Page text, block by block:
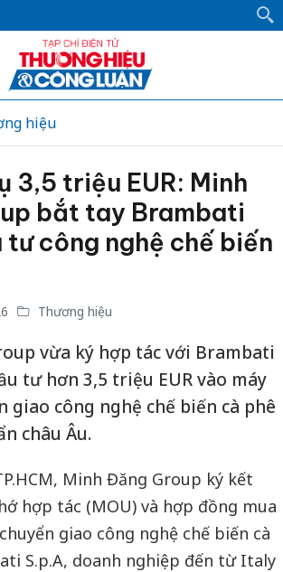
hiệu
3,5 triệu EUR: Minh
bắt tay Brambati
tư công nghệ chế biến
Thương hiệu
vừa ký hợp tác với Brambati
tư hơn 3,5 triệu EUR vào máy
giao công nghệ chế biến cà phê
châu Âu.
Minh Đăng Group ký kết
hợp tác (MOU) và hợp đồng mua
giao công nghệ chế biến cà
S.p.A, doanh nghiệp đến từ Italy